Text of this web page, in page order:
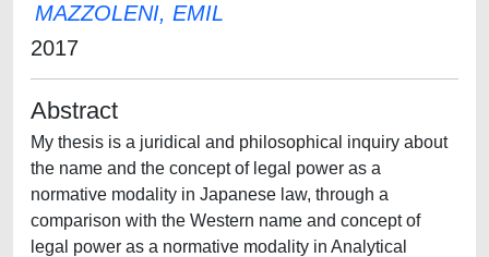
MAZZOLENI, EMIL
2017
Abstract
My thesis is a juridical and philosophical inquiry about
the name and the concept of legal power as a
normative modality in Japanese law, through a
comparison with the Western name and concept of
legal power as a normative modality in Analytical